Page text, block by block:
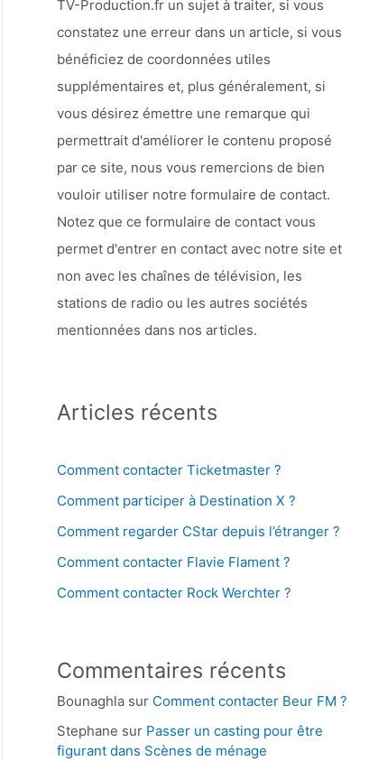
TV-Production.fr un sujet à traiter, si vous
constatez une erreur dans un article, si vous
bénéficiez de coordonnées utiles
supplémentaires et, plus généralement, si
vous désirez émettre une remarque qui
permettrait d'améliorer le contenu proposé
par ce site, nous vous remercions de bien
vouloir utiliser notre formulaire de contact.
Notez que ce formulaire de contact vous
permet d'entrer en contact avec notre site et
non avec les chaînes de télévision, les
stations de radio ou les autres sociétés
mentionnées dans nos articles.
Articles récents
Comment contacter Ticketmaster ?
Comment participer à Destination X ?
Comment regarder CStar depuis l’étranger ?
Comment contacter Flavie Flament ?
Comment contacter Rock Werchter ?
Commentaires récents
Bounaghla sur Comment contacter Beur FM ?
Stephane sur Passer un casting pour être
figurant dans Scènes de ménage